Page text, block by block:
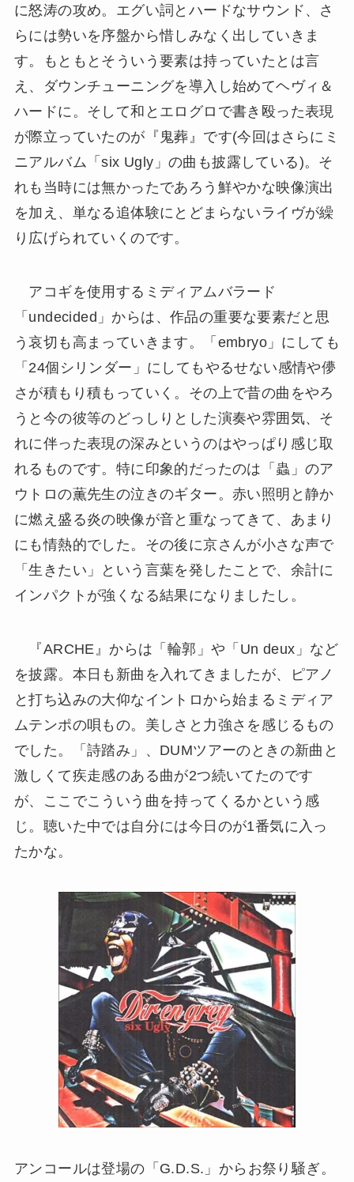
に怒涛の攻め。エグい詞とハードなサウンド、さ
らには勢いを序盤から惜しみなく出していきま
す。もともとそういう要素は持っていたとは言
え、ダウンチューニングを導入し始めてヘヴィ＆
ハードに。そして和とエログロで書き殴った表現
が際立っていたのが『鬼葬』です(今回はさらにミ
ニアルバム「six Ugly」の曲も披露している)。そ
れも当時には無かったであろう鮮やかな映像演出
を加え、単なる追体験にとどまらないライヴが繰
り広げられていくのです。
アコギを使用するミディアムバラード
「undecided」からは、作品の重要な要素だと思
う哀切も高まっていきます。「embryo」にしても
「24個シリンダー」にしてもやるせない感情や儚
さが積もり積もっていく。その上で昔の曲をやろ
うと今の彼等のどっしりとした演奏や雰囲気、そ
れに伴った表現の深みというのはやっぱり感じ取
れるものです。特に印象的だったのは「蟲」のア
ウトロの薫先生の泣きのギター。赤い照明と静か
に燃え盛る炎の映像が音と重なってきて、あまり
にも情熱的でした。その後に京さんが小さな声で
「生きたい」という言葉を発したことで、余計に
インパクトが強くなる結果になりましたし。
『ARCHE』からは「輪郭」や「Un deux」など
を披露。本日も新曲を入れてきましたが、ピアノ
と打ち込みの大仰なイントロから始まるミディア
ムテンポの唄もの。美しさと力強さを感じるもの
でした。「詩踏み」、DUMツアーのときの新曲と
激しくて疾走感のある曲が2つ続いてたのです
が、ここでこういう曲を持ってくるかという感
じ。聴いた中では自分には今日のが1番気に入っ
たかな。
アンコールは登場の「G.D.S.」からお祭り騒ぎ。